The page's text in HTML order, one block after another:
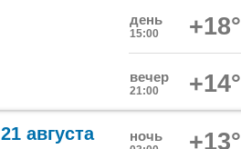
день
15:00 +18°
вечер
21:00 +14°
21 августа ночь +13°